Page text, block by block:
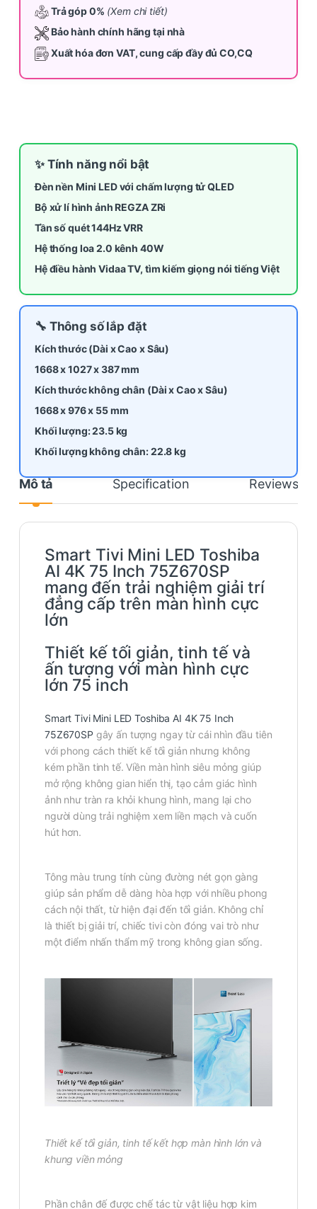
Trả góp 0% (Xem chi tiết)
Bảo hành chính hãng tại nhà
Xuất hóa đơn VAT, cung cấp đầy đủ CO,CQ
✨ Tính năng nổi bật
Đèn nền Mini LED với chấm lượng tử QLED
Bộ xử lí hình ảnh REGZA ZRi
Tần số quét 144Hz VRR
Hệ thống loa 2.0 kênh 40W
Hệ điều hành Vidaa TV, tìm kiếm giọng nói tiếng Việt
🔧 Thông số lắp đặt
Kích thước (Dài x Cao x Sâu)
1668 x 1027 x 387 mm
Kích thước không chân (Dài x Cao x Sâu)
1668 x 976 x 55 mm
Khối lượng: 23.5 kg
Khối lượng không chân: 22.8 kg
Mô tả Specification Reviews
Smart Tivi Mini LED Toshiba
AI 4K 75 Inch 75Z670SP
mang đến trải nghiệm giải trí
đẳng cấp trên màn hình cực
lớn
Thiết kế tối giản, tinh tế và
ấn tượng với màn hình cực
lớn 75 inch
Smart Tivi Mini LED Toshiba AI 4K 75 Inch
75Z670SP gây ấn tượng ngay từ cái nhìn đầu tiên
với phong cách thiết kế tối giản nhưng không
kém phần tinh tế. Viền màn hình siêu mỏng giúp
mở rộng không gian hiển thị, tạo cảm giác hình
ảnh như tràn ra khỏi khung hình, mang lại cho
người dùng trải nghiệm xem liền mạch và cuốn
hút hơn.
Tông màu trung tính cùng đường nét gọn gàng
giúp sản phẩm dễ dàng hòa hợp với nhiều phong
cách nội thất, từ hiện đại đến tối giản. Không chỉ
là thiết bị giải trí, chiếc tivi còn đóng vai trò như
một điểm nhấn thẩm mỹ trong không gian sống.
Thiết kế tối giản, tinh tế kết hợp màn hình lớn và
khung viền mỏng
Phần chân đế được chế tác từ vật liệu hợp kim